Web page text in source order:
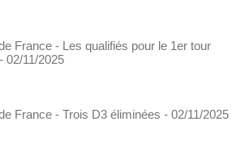
France - Les qualifiés pour le 1er tour
- 02/11/2025
France - Trois D3 éliminées - 02/11/2025